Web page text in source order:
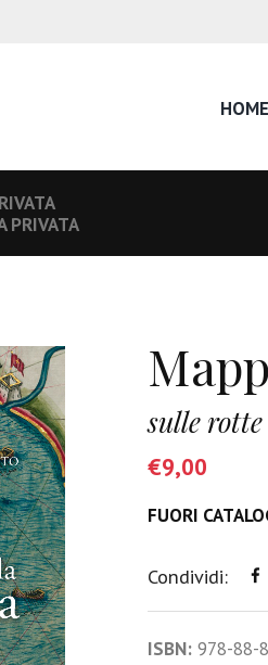
HOME
PRIVATA
sulle
€9,00
FUORI
Condividi:
ISBN: 978-88-